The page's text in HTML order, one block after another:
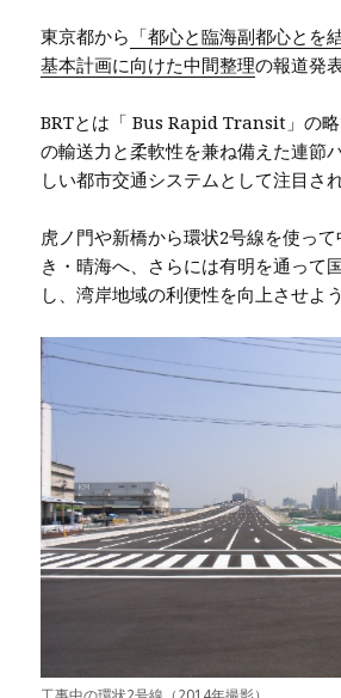
東京都から 「都心と臨海副都心とを
基本計画に向けた中間整理の報道発
BRTとは「 Bus Rapid Transit」の
の輸送力と柔軟性を兼ね備えた連節
しい都市交通システムとして注目さ
虎ノ門や新橋から環状2号線を使っ
き・晴海へ、さらには有明を通って
し、湾岸地域の利便性を向上させよ